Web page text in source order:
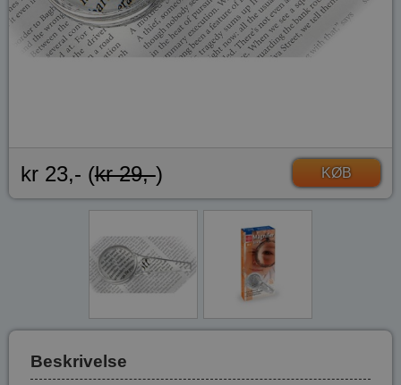
kr 23,- (kr 29,-) KØB
Beskrivelse